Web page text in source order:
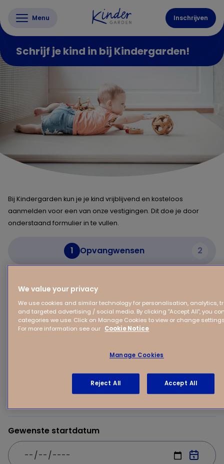
Menu Inschrijven
Schrijf je kind in bij Kindergarden!
Bij Kindergarden kun je je kind vrijblijvend en kosteloos
aanmelden voor een van onze vestigingen. Dit doe je door
onderstaand formulier in te vullen.
1 Opvangwensen 2
Mijn kind
Voornaam van je kind
Gewenste startdatum
We value your privacy
We use cookies and similar technology for personalisation, analytics,
and targeted advertising / social media. By clicking "Accept All", you
categories we use. Click on Manage Cookies to view or change
For more information see our Cookie Notice
Manage Cookies
Reject All Accept All